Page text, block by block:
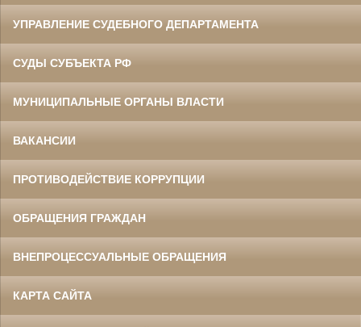
УПРАВЛЕНИЕ СУДЕБНОГО ДЕПАРТАМЕНТА
СУДЫ СУБЪЕКТА РФ
МУНИЦИПАЛЬНЫЕ ОРГАНЫ ВЛАСТИ
ВАКАНСИИ
ПРОТИВОДЕЙСТВИЕ КОРРУПЦИИ
ОБРАЩЕНИЯ ГРАЖДАН
ВНЕПРОЦЕССУАЛЬНЫЕ ОБРАЩЕНИЯ
КАРТА САЙТА